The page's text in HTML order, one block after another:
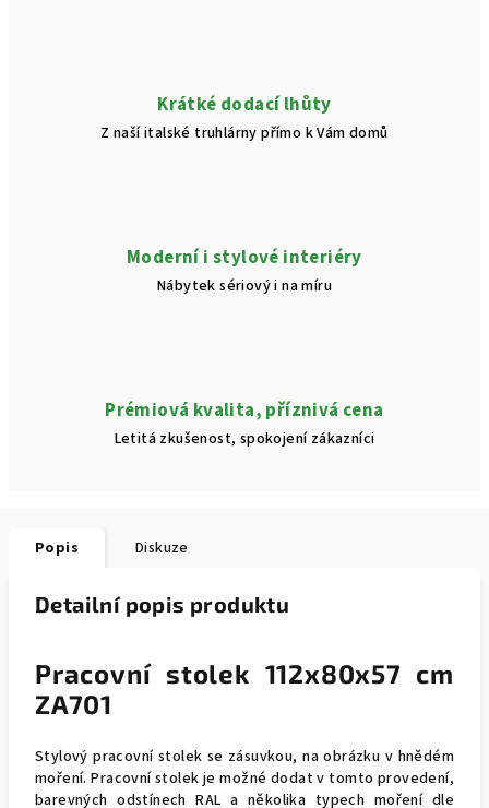
Krátké dodací lhůty
Z naší italské truhlárny přímo k Vám domů
Moderní i stylové interiéry
Nábytek sériový i na míru
Prémiová kvalita, příznivá cena
Letitá zkušenost, spokojení zákazníci
Popis Diskuze
Detailní popis produktu
Pracovní stolek 112x80x57 cm
ZA701
Stylový pracovní stolek se zásuvkou, na obrázku v hnědém
moření. Pracovní stolekje možné dodat v tomto provedení,
barevných odstínech RAL a několika typech moření dle